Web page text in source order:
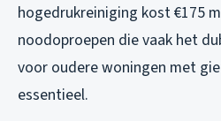
hogedrukreiniging kost €175
noodoproepen die vaak het
voor oudere woningen met
essentieel.